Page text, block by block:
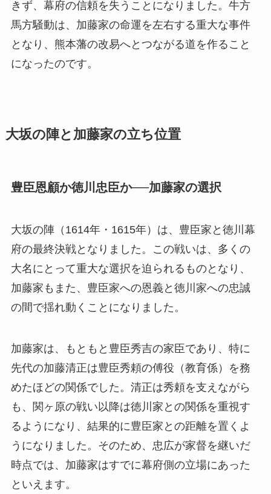
きず、幕府の信頼を失うことになりました。牛方
馬方騒動は、加藤家の命運を左右する重大な事件
となり、熊本藩の改易へとつながる道を作ること
になったのです。
大坂の陣と加藤家の立ち位置
豊臣恩顧か徳川忠臣か──加藤家の選択
大坂の陣（1614年・1615年）は、豊臣家と徳川幕
府の最終決戦となりました。この戦いは、多くの
大名にとって重大な選択を迫られるものとなり、
加藤家もまた、豊臣家への恩義と徳川家への忠誠
の間で揺れ動くことになりました。
加藤家は、もともと豊臣秀吉の家臣であり、特に
先代の加藤清正は豊臣秀頼の傅役（教育係）を務
めたほどの関係でした。清正は秀頼を支えながら
も、関ヶ原の戦い以降は徳川家との関係を重視す
るようになり、結果的に豊臣家との距離を置くよ
うになりました。そのため、忠広が家督を継いだ
時点では、加藤家はすでに幕府側の立場にあった
といえます。